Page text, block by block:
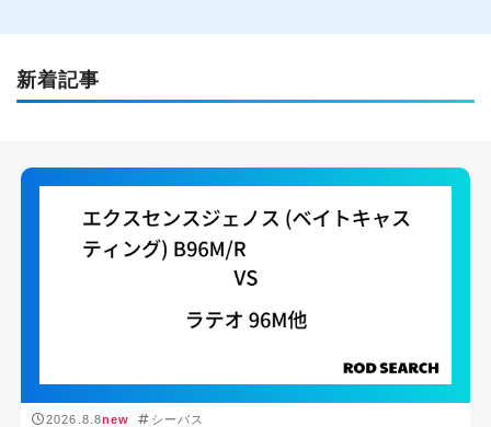
新着記事
2026.8.8new シーバス